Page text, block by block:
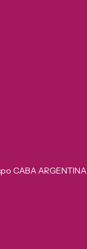
CABA ARGENTINA